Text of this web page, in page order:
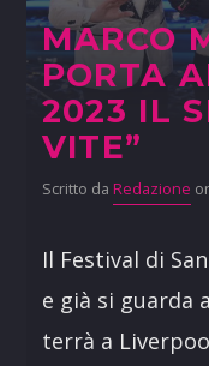
MARCO
PORTA
2023 IL
VITE”
Scritto da Redazione
Il Festival di
e già si guarda
terrà a